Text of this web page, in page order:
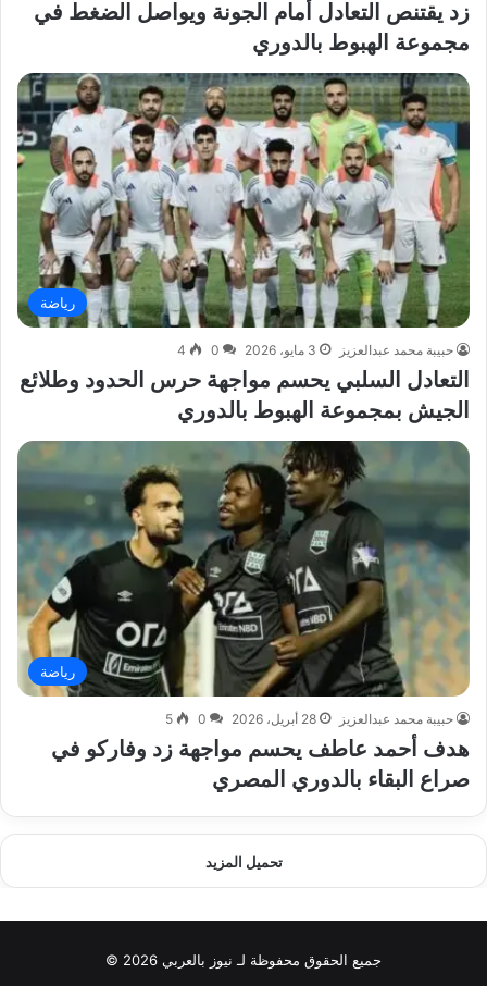
زد يقتنص التعادل أمام الجونة ويواصل الضغط في
مجموعة الهبوط بالدوري
رياضة
حبيبة محمد عبدالعزيز 3 مايو، 2026 0
4
التعادل السلبي يحسم مواجهة حرس الحدود وطلائع
الجيش بمجموعة الهبوط بالدوري
رياضة
حبيبة محمد عبدالعزيز 28 أبريل، 2026 0
5
هدف أحمد عاطف يحسم مواجهة زد وفاركو في
صراع البقاء بالدوري المصري
تحميل المزيد
جميع الحقوق محفوظة لـ نيوز بالعربي 2026 ©